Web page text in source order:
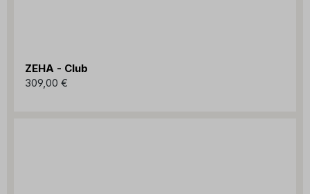
ZEHA - Club
309,00 €